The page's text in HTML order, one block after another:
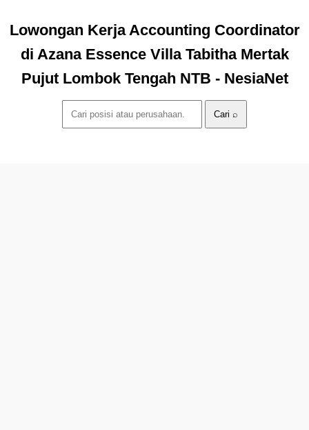
Lowongan Kerja Accounting Coordinator
di Azana Essence Villa Tabitha Mertak
Pujut Lombok Tengah NTB - NesiaNet
Cari ⌕